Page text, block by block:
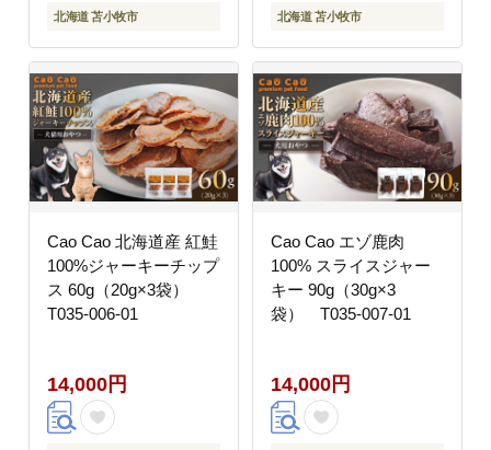
北海道 苫小牧市 北海道 苫小牧市
Cao Cao 北海道産 紅鮭
100%ジャーキーチップ
ス 60g（20g×3袋）
T035-006-01
14,000円
Cao Cao エゾ鹿肉
100% スライスジャー
キー 90g（30g×3
袋） T035-007-01
14,000円